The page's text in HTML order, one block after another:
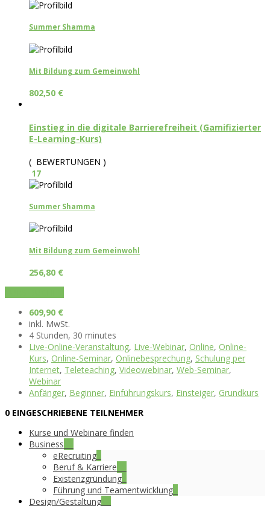
Summer Shamma
Mit Bildung zum Gemeinwohl
802,50 €
Einstieg in die digitale Barrierefreiheit (Gamifizierter
E-Learning-Kurs)
( BEWERTUNGEN )
17
Summer Shamma
Mit Bildung zum Gemeinwohl
256,80 €
609,90 €
inkl. MwSt.
4 Stunden, 30 minutes
Live-Online-Veranstaltung, Live-Webinar, Online, Online-
Kurs, Online-Seminar, Onlinebesprechung, Schulung per
Internet, Teleteaching, Videowebinar, Web-Seminar,
Webinar
Anfänger, Beginner, Einführungskurs, Einsteiger, Grundkurs
0 EINGESCHRIEBENE TEILNEHMER
Kurse und Webinare finden
Business
eRecruiting
Beruf & Karriere
Existenzgründung
Führung und Teamentwicklung
Design/Gestaltung